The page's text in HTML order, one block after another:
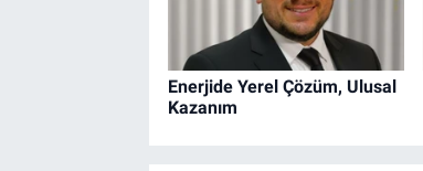
Enerjide Yerel Çözüm, Ulusal
Kazanım